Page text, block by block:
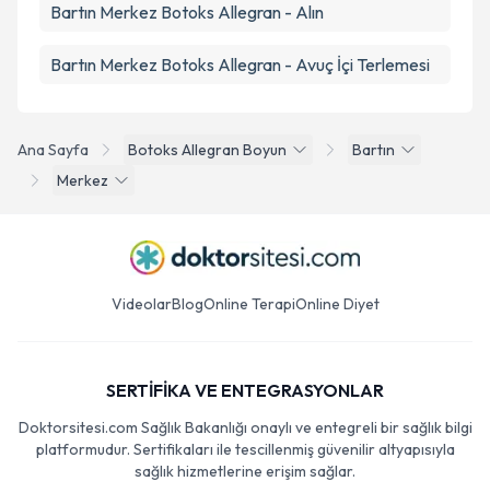
Ana Sayfa Botoks Allegran Boyun
Bartın
Merkez
Bartın Merkez Botoks Allegran - Alın
Bartın Merkez Botoks Allegran - Avuç İçi Terlemesi
VideolarBlogOnline TerapiOnline Diyet
SERTİFİKA VE ENTEGRASYONLAR
Doktorsitesi.com Sağlık Bakanlığı onaylı ve entegreli bir sağlık bilgi
platformudur. Sertifikaları ile tescillenmiş güvenilir altyapısıyla
sağlık hizmetlerine erişim sağlar.